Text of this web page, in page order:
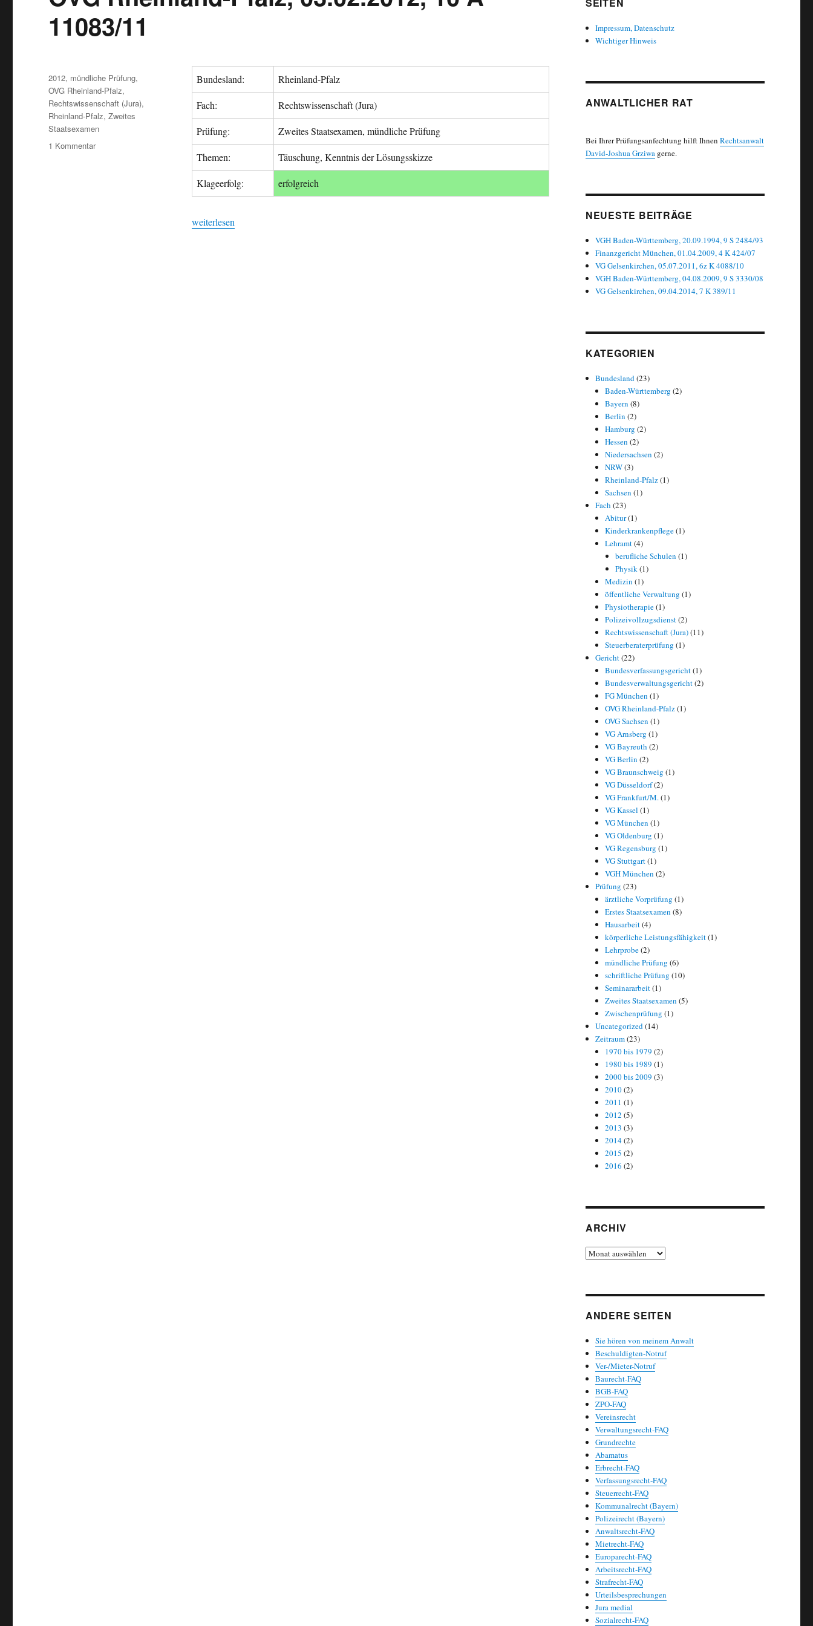
11083/11
Bundesland: Rheinland-Pfalz
Fach: Rechtswissenschaft (Jura)
Prüfung: Zweites Staatsexamen, mündliche Prüfung
Themen: Täuschung, Kenntnis der Lösungsskizze
Klageerfolg: erfolgreich
„OVG Rheinland-Pfalz, 03.02.2012, 10 A 11083/11“
weiterlesen
Veröffentlicht
am
Kategorien
2012, mündliche Prüfung,
OVG Rheinland-Pfalz,
Rechtswissenschaft (Jura),
Rheinland-Pfalz,Zweites
Staatsexamen
1 Kommentarzu
Impressum, Datenschutz
Wichtiger Hinweis
ANWALTLICHER RAT
Bei Ihrer Prüfungsanfechtung hilft Ihnen Rechtsanwalt
David-Joshua Grziwagerne.
NEUESTE BEITRÄGE
VGH Baden-Württemberg, 20.09.1994, 9 S 2484/93
Finanzgericht München, 01.04.2009, 4 K 424/07
VG Gelsenkirchen, 05.07.2011, 6z K 4088/10
VGH Baden-Württemberg, 04.08.2009, 9 S 3330/08
VG Gelsenkirchen, 09.04.2014, 7 K 389/11
KATEGORIEN
Bundesland(23)
Baden-Württemberg (2)
Bayern (8)
Berlin (2)
Hamburg (2)
Hessen (2)
Niedersachsen (2)
NRW(3)
Rheinland-Pfalz(1)
Sachsen (1)
Fach (23)
Abitur(1)
Kinderkrankenpflege(1)
Lehramt(4)
berufliche Schulen (1)
Physik(1)
Medizin (1)
öffentliche Verwaltung (1)
Physiotherapie(1)
Polizeivollzugsdienst(2)
Rechtswissenschaft (Jura)(11)
Steuerberaterprüfung (1)
Gericht(22)
Bundesverfassungsgericht(1)
Bundesverwaltungsgericht(2)
FG München (1)
OVG Rheinland-Pfalz(1)
OVG Sachsen (1)
VG Arnsberg (1)
VG Bayreuth (2)
VG Berlin (2)
VG Braunschweig (1)
VG Düsseldorf(2)
VG Frankfurt/M.(1)
VG Kassel (1)
VG München (1)
VG Oldenburg (1)
VG Regensburg (1)
VG Stuttgart(1)
VGH München (2)
Prüfung (23)
ärztliche Vorprüfung (1)
Erstes Staatsexamen (8)
Hausarbeit(4)
körperliche Leistungsfähigkeit(1)
Lehrprobe(2)
mündliche Prüfung (6)
schriftliche Prüfung (10)
Seminararbeit(1)
Zweites Staatsexamen (5)
Zwischenprüfung (1)
Uncategorized(14)
Zeitraum(23)
1970 bis 1979 (2)
1980 bis 1989 (1)
2000 bis 2009 (3)
2010(2)
2011 (1)
2012 (5)
2013 (3)
2014(2)
2015 (2)
2016 (2)
ARCHIV
Archiv
ANDERE SEITEN
Sie hören von meinem Anwalt
Beschuldigten-Notruf
Ver-/Mieter-Notruf
Baurecht-FAQ
BGB-FAQ
ZPO-FAQ
Vereinsrecht
Verwaltungsrecht-FAQ
Grundrechte
Abamatus
Erbrecht-FAQ
Verfassungsrecht-FAQ
Steuerrecht-FAQ
Kommunalrecht (Bayern)
Polizeirecht (Bayern)
Anwaltsrecht-FAQ
Mietrecht-FAQ
Europarecht-FAQ
Arbeitsrecht-FAQ
Strafrecht-FAQ
Urteilsbesprechungen
Jura medial
Sozialrecht-FAQ